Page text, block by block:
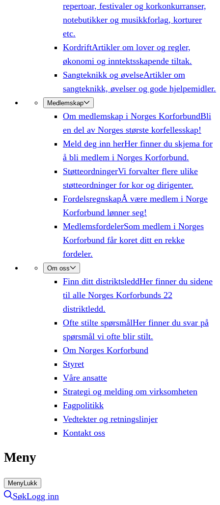
repertoar, festivaler og korkonkurranser,
notebutikker og musikkforlag, korturer
etc.
KordriftArtikler om lover og regler,
økonomi og inntektsskapende tiltak.
Sangteknikk og øvelseArtikler om
sangteknikk, øvelser og gode hjelpemidler.
Medlemskap
Om medlemskap i Norges KorforbundBli
en del av Norges største korfellesskap!
Meld deg inn herHer finner du skjema for
å bli medlem i Norges Korforbund.
StøtteordningerVi forvalter flere ulike
støtteordninger for kor og dirigenter.
FordelsregnskapÅ være medlem i Norge
Korforbund lønner seg!
MedlemsfordelerSom medlem i Norges
Korforbund får koret ditt en rekke
fordeler.
Om oss
Finn ditt distriktsleddHer finner du sidene
til alle Norges Korforbunds 22
distriktledd.
Ofte stilte spørsmålHer finner du svar på
spørsmål vi ofte blir stilt.
Om Norges Korforbund
Styret
Våre ansatte
Strategi og melding om virksomheten
Fagpolitikk
Vedtekter og retningslinjer
Kontakt oss
Meny
MenyLukk
SøkLogg inn